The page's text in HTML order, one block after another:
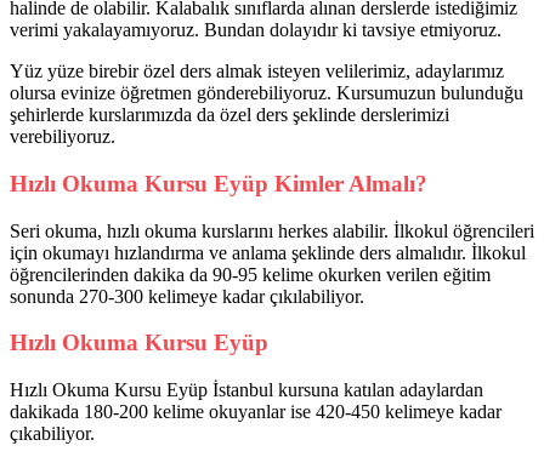
halinde de olabilir. Kalabalık sınıflarda alınan derslerde istediğimiz
verimi yakalayamıyoruz. Bundan dolayıdır ki tavsiye etmiyoruz.
Yüz yüze birebir özel ders almak isteyen velilerimiz, adaylarımız
olursa evinize öğretmen gönderebiliyoruz. Kursumuzun bulunduğu
şehirlerde kurslarımızda da özel ders şeklinde derslerimizi
verebiliyoruz.
Hızlı Okuma Kursu Eyüp Kimler Almalı?
Seri okuma, hızlı okuma kurslarını herkes alabilir. İlkokul öğrencileri
için okumayı hızlandırma ve anlama şeklinde ders almalıdır. İlkokul
öğrencilerinden dakika da 90-95 kelime okurken verilen eğitim
sonunda 270-300 kelimeye kadar çıkılabiliyor.
Hızlı Okuma Kursu Eyüp
Hızlı Okuma Kursu Eyüp İstanbul kursuna katılan adaylardan
dakikada 180-200 kelime okuyanlar ise 420-450 kelimeye kadar
çıkabiliyor.